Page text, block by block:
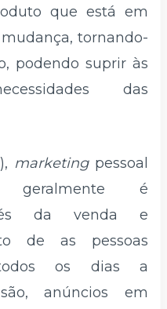
que está em
tornando-
podendo suprir às
das
marketingpessoal
geralmente é
da venda e
de as pessoas
os dias a
anúncios em